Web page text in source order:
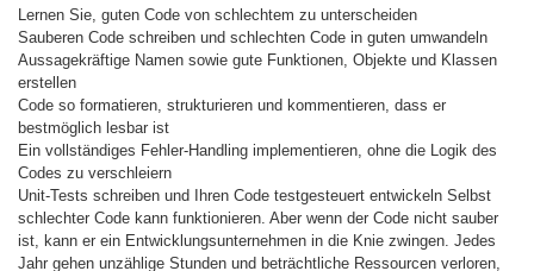
Lernen Sie, guten Code von schlechtem zu unterscheiden
Sauberen Code schreiben und schlechten Code in guten umwandeln
Aussagekräftige Namen sowie gute Funktionen, Objekte und Klassen
erstellen
Code so formatieren, strukturieren und kommentieren, dass er
bestmöglich lesbar ist
Ein vollständiges Fehler-Handling implementieren, ohne die Logik des
Codes zu verschleiern
Unit-Tests schreiben und Ihren Code testgesteuert entwickeln Selbst
schlechter Code kann funktionieren. Aber wenn der Code nicht sauber
ist, kann er ein Entwicklungsunternehmen in die Knie zwingen. Jedes
Jahr gehen unzählige Stunden und beträchtliche Ressourcen verloren,